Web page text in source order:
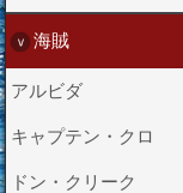
海賊
アルビダ
キャプテン・クロ
ドン・クリーク